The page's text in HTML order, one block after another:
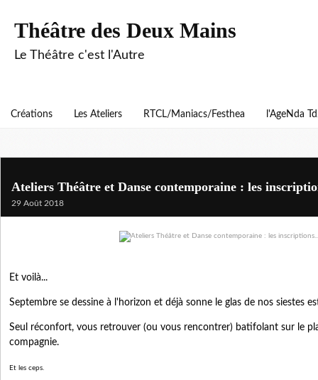
Théâtre des Deux Mains
Le Théâtre c'est l'Autre
Créations Les Ateliers RTCL/Maniacs/Festhea l'AgeNda
Ateliers Théâtre et Danse contemporaine : les
29 Août 2018
Et voilà...
Septembre se dessine à l'horizon et déjà sonne le glas de nos siestes
Seul réconfort, vous retrouver (ou vous rencontrer) batifolant sur le
compagnie.
Et les ceps.